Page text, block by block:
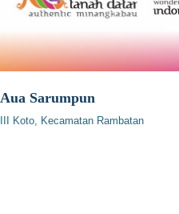
Aua Sarumpun
III Koto, Kecamatan Rambatan